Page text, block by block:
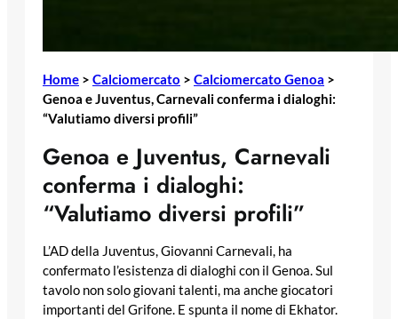
Home > Calciomercato > Calciomercato Genoa >
Genoa e Juventus, Carnevali conferma i dialoghi:
“Valutiamo diversi profili”
Genoa e Juventus, Carnevali
conferma i dialoghi:
“Valutiamo diversi profili”
L’AD della Juventus, Giovanni Carnevali, ha
confermato l’esistenza di dialoghi con il Genoa. Sul
tavolo non solo giovani talenti, ma anche giocatori
importanti del Grifone. E spunta il nome di Ekhator.